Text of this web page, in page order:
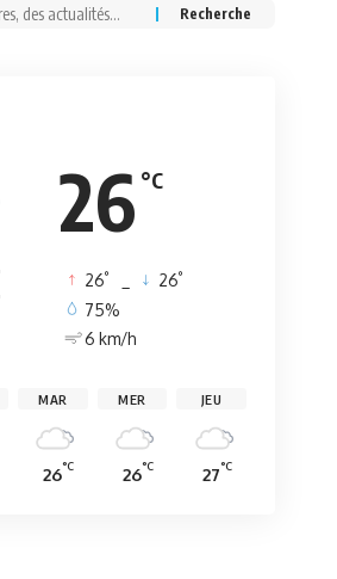
26 °C
26° 26°
75%
6 km/h
MAR
26°C
MER
26°C
JEU
27°C